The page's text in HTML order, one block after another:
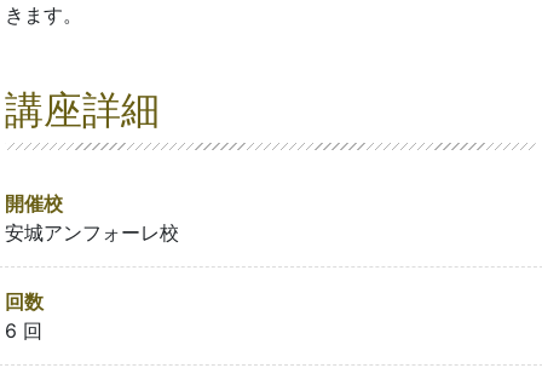
きます。
講座詳細
開催校
安城アンフォーレ校
回数
6 回